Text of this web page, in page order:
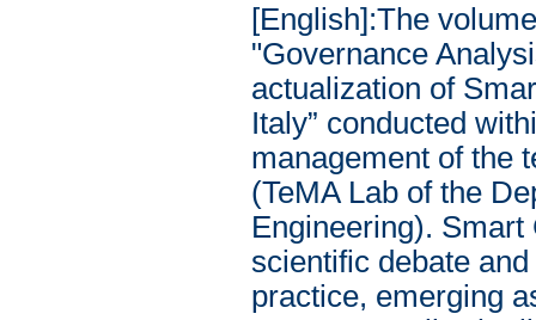
[English]:The
"Governance
actualization of
Italy” conducted
management of the
(TeMA Lab of the
Engineering).
scientific debate
practice, emerging